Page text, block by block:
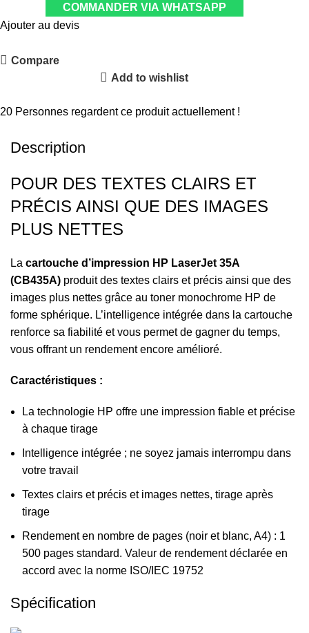
COMMANDER VIA WHATSAPP
Ajouter au devis
Compare
Add to wishlist
20 Personnes regardent ce produit actuellement !
Description
POUR DES TEXTES CLAIRS ET
PRÉCIS AINSI QUE DES IMAGES
PLUS NETTES
La cartouche d’impression HP LaserJet 35A
(CB435A) produit des textes clairs et précis ainsi que des
images plus nettes grâce au toner monochrome HP de
forme sphérique. L’intelligence intégrée dans la cartouche
renforce sa fiabilité et vous permet de gagner du temps,
vous offrant un rendement encore amélioré.
Caractéristiques :
La technologie HP offre une impression fiable et précise
à chaque tirage
Intelligence intégrée ; ne soyez jamais interrompu dans
votre travail
Textes clairs et précis et images nettes, tirage après
tirage
Rendement en nombre de pages (noir et blanc, A4) : 1
500 pages standard. Valeur de rendement déclarée en
accord avec la norme ISO/IEC 19752
Spécification